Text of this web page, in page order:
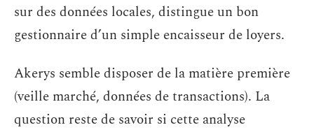
sur des données locales, distingue un bon
gestionnaire d’un simple encaisseur de loyers.
Akerys semble disposer de la matière première
(veille marché, données de transactions). La
question reste de savoir si cette analyse